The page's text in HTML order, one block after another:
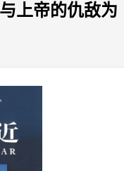
上帝的仇敌为